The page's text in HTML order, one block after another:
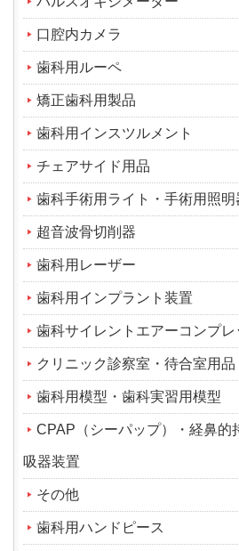
口腔内カメラ
歯科用ルーペ
矯正歯科用製品
歯科用インスツルメント
チェアサイド用品
歯科手術用ライト・手術用照明
超音波骨切削器
歯科用レーザー
歯科用インプラント装置
歯科サイレントエアーコンプレ
クリニック診察室・待合室用品
歯科用模型・歯科実習用模型
CPAP（シーパップ）・経鼻的
吸器装置
その他
歯科用ハンドピース